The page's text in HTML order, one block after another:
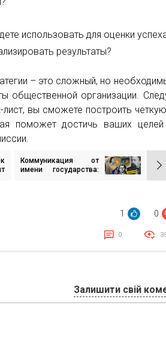
использовать для оценки
результаты?
– это сложный, но
общественной организации.
вы сможете построить
поможет достичь ваших
Коммуникация от
имени государства:
1 0
0
Залишити свій